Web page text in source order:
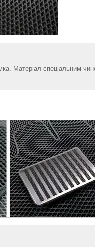
Матеріал спеціальним